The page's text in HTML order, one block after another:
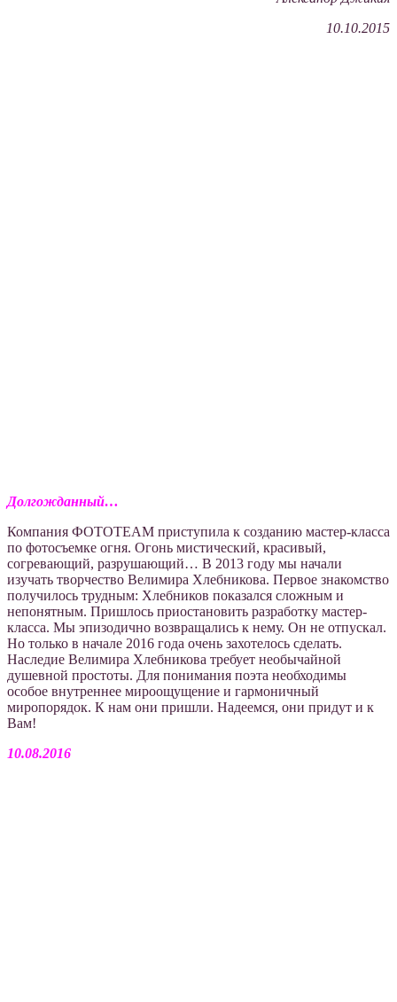
10.10.2015
Долгожданный…
Компания ФОТОТЕАМ приступила к созданию мастер-класса
по фотосъемке огня. Oгонь мистический, красивый,
согревающий, разрушающий… В 2013 году мы начали
изучать творчество Велимира Хлебникова. Первое знакомство
получилось трудным: Хлебников показался сложным и
непонятным. Пришлось приостановить разработку мастер-
класса. Мы эпизодично возвращались к нему. Он не отпускал.
Но только в начале 2016 года очень захотелось сделать.
Наследие Велимира Хлебникова требует необычайной
душевной простоты. Для понимания поэта необходимы
особое внутреннее мироощущение и гармоничный
миропорядок. К нам они пришли. Надеемся, они придут и к
Вам!
10.08.2016